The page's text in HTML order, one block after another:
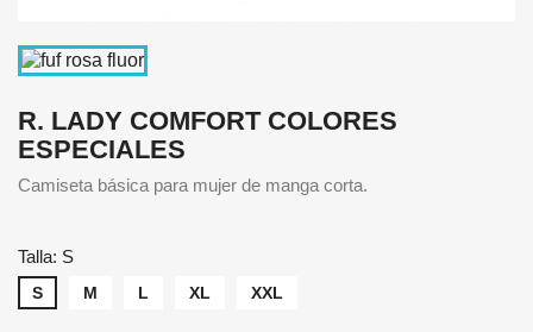
R. LADY COMFORT COLORES
ESPECIALES
Camiseta básica para mujer de manga corta.
Talla: S
S M L XL XXL